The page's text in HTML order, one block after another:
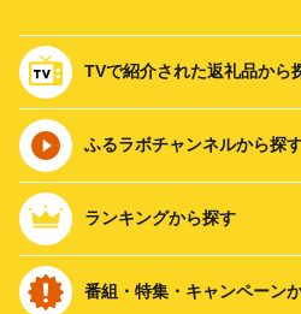
TVで紹介された返礼品から
ふるラボチャンネルから探
ランキングから探す
番組・特集・キャンペーン